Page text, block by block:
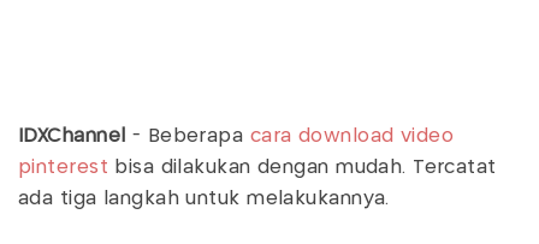
IDXChannel - Beberapa cara download video
pinterest bisa dilakukan dengan mudah. Tercatat
ada tiga langkah untuk melakukannya.